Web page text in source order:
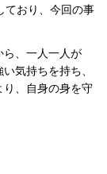
ており、今回の事
ら、一人一人が
気持ちを持ち、
り、自身の身を守